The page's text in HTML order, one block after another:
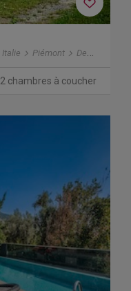
Italie Piémont Denice
2 chambres à coucher